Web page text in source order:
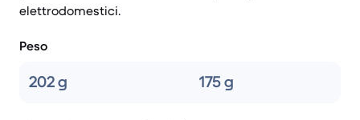
elettrodomestici.
Peso
202 g 175 g